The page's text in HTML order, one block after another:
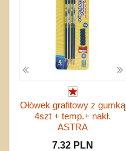
Ołówek grafitowy z gumką
4szt + temp.+ nakł.
ASTRA
7.32 PLN